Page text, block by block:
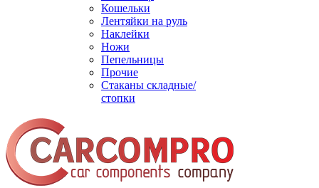
Кошельки
Лентяйки на руль
Наклейки
Ножи
Пепельницы
Прочие
Стаканы складные/
стопки